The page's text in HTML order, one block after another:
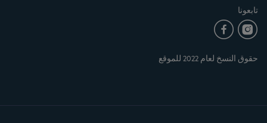
تابعونا
حقوق النسخ لعام 2022 للموقع